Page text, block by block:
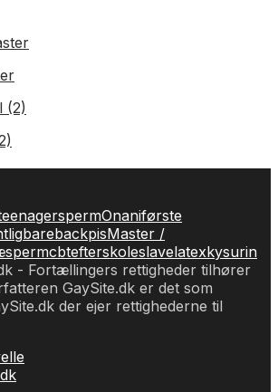
spermOnaniførste
barebackpisMaster /
cbtefterskoleslavelatexkysurin
- Fortællingers rettigheder tilhører
GaySite.dk er det som
der ejer rettighederne til